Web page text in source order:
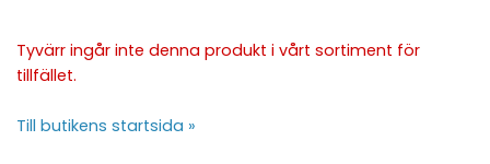
Tyvärr ingår inte denna produkt i vårt sortiment för
tillfället.
Till butikens startsida »